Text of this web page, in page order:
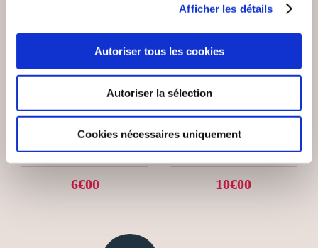
Afficher les détails
Autoriser tous les cookies
Autoriser la sélection
Cookies nécessaires uniquement
POSTE À POURVOIR :
FAUCHEUSE
Théâtre
6€00
LA FLEUR AU FUSIL
Théâtre
10€00